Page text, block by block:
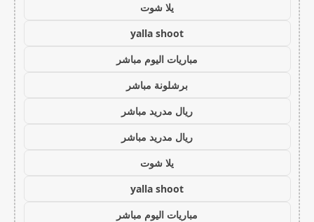
يلا شوت
yalla shoot
مباريات اليوم مباشر
برشلونة مباشر
ريال مدريد مباشر
ريال مدريد مباشر
يلا شوت
yalla shoot
مباريات اليوم مباشر